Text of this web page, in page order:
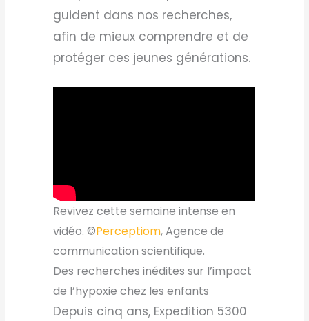
guident dans nos recherches,
afin de mieux comprendre et de
protéger ces jeunes générations.
Revivez cette semaine intense en
vidéo. ©Perceptiom, Agence de
communication scientifique.
Des recherches inédites sur l’impact
de l’hypoxie chez les enfants
Depuis cinq ans, Expedition 5300